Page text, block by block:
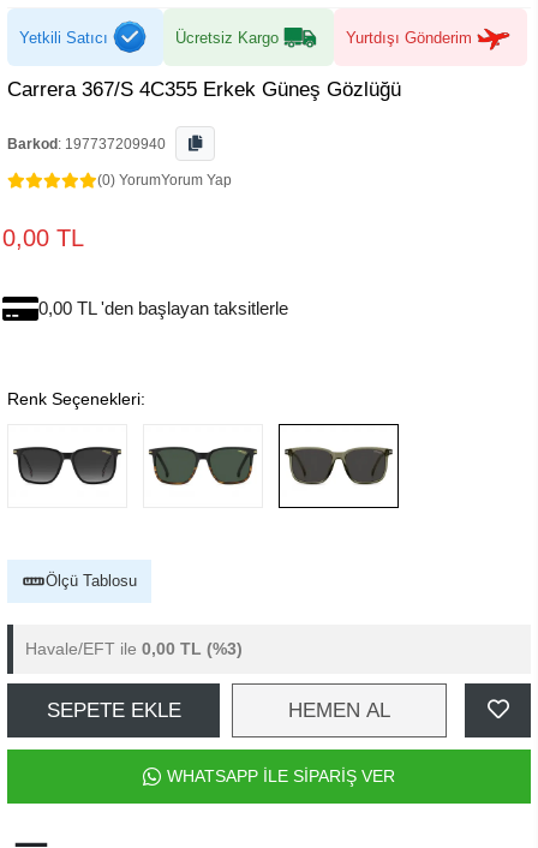
Yetkili Satıcı Ücretsiz Kargo Yurtdışı Gönderim
Carrera 367/S 4C355 Erkek Güneş Gözlüğü
Barkod : 197737209940
(0) YorumYorum Yap
0,00 TL
0,00 TL 'den başlayan taksitlerle
Renk Seçenekleri:
Ölçü Tablosu
Havale/EFT ile 0,00 TL (%3)
SEPETE EKLE HEMEN AL
WHATSAPP İLE SİPARİŞ VER